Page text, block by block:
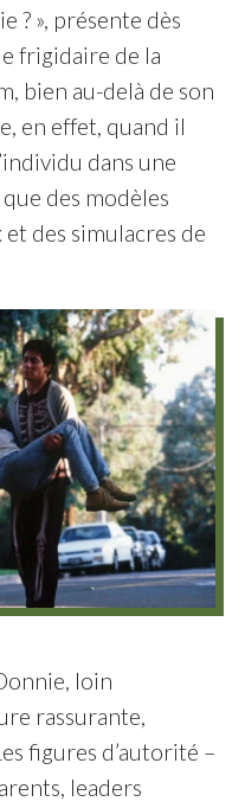
? », présente dès
frigidaire de la
bien au-delà de son
en effet, quand il
dans une
des modèles
des simulacres de
loin
rassurante,
figures d’autorité –
leaders